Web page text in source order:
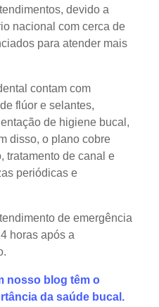
devido a
nacional com cerca de
para atender mais
contam com
flúor e selantes,
de higiene bucal,
disso, o plano cobre
tratamento de canal e
periódicas e
de emergência
horas após a
nosso blog têm o
da saúde bucal.